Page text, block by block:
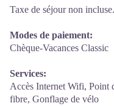
Taxe de séjour non incluse.
Modes de paiement:
Chèque-Vacances Classic
Services:
Accès Internet Wifi, Point
fibre, Gonflage de vélo